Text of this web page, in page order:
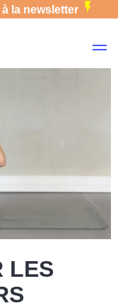
la newsletter
LES